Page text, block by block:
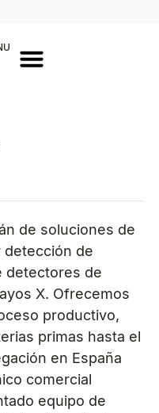
de soluciones de
de
detectores de
X. Ofrecemos
productivo,
primas hasta el
en España
comercial
equipo de